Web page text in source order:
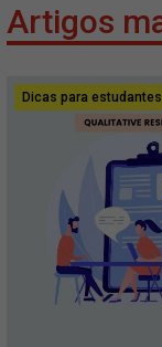
Artigos
Dicas para